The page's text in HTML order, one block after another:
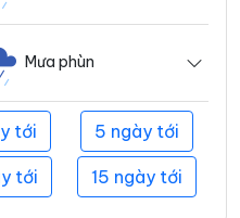
Mưa phùn
tới 5 ngày tới
tới 15 ngày tới